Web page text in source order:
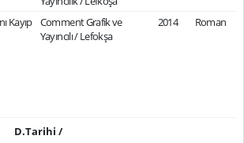
Kayıp Comment Grafik ve
Yayıncılı / Lefokşa
2014 Roman
D.Tarihi /